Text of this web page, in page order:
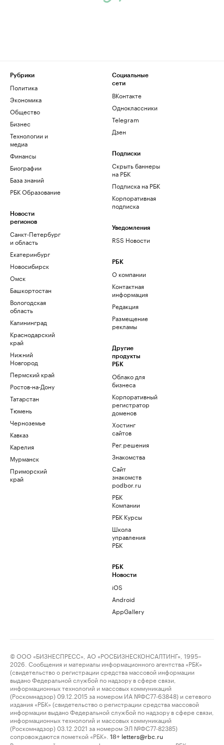
Рубрики
Политика
Экономика
Общество
Бизнес
Технологии и
медиа
Финансы
Биографии
База знаний
РБК Образование
Новости
регионов
Санкт-Петербург
и область
Екатеринбург
Новосибирск
Омск
Башкортостан
Вологодская
область
Калининград
Краснодарский
край
Нижний
Новгород
Пермский край
Ростов-на-Дону
Татарстан
Тюмень
Черноземье
Кавказ
Карелия
Мурманск
Приморский
край
Социальные
сети
ВКонтакте
Одноклассники
Telegram
Дзен
Подписки
Скрыть баннеры
на РБК
Подписка на РБК
Корпоративная
подписка
Уведомления
RSS Новости
РБК
О компании
Контактная
информация
Редакция
Размещение
рекламы
Другие
продукты
РБК
Облако для
бизнеса
Корпоративный
регистратор
доменов
Хостинг
сайтов
Рег.решения
Знакомства
Сайт
знакомств
podbor.ru
РБК
Компании
РБК Курсы
Школа
управления
РБК
РБК
Новости
iOS
Android
AppGallery
© ООО «БИЗНЕСПРЕСС», АО «РОСБИЗНЕСКОНСАЛТИНГ», 1995–
2026. Сообщения и материалы информационного агентства «РБК»
(свидетельство о регистрации средства массовой информации
выдано Федеральной службой по надзору в сфере связи,
информационных технологий и массовых коммуникаций
(Роскомнадзор) 09.12.2015 за номером ИА №ФС77-63848) и сетевого
издания «РБК» (свидетельство о регистрации средства массовой
информации выдано Федеральной службой по надзору в сфере связи,
информационных технологий и массовых коммуникаций
(Роскомнадзор) 03.12.2021 за номером ЭЛ №ФС77-82385)
сопровождаются пометкой «РБК».
18+ letters@rbc.ru